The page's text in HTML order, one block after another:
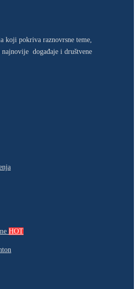
koji pokriva raznovrsne teme,
događaje i društvene
HOT